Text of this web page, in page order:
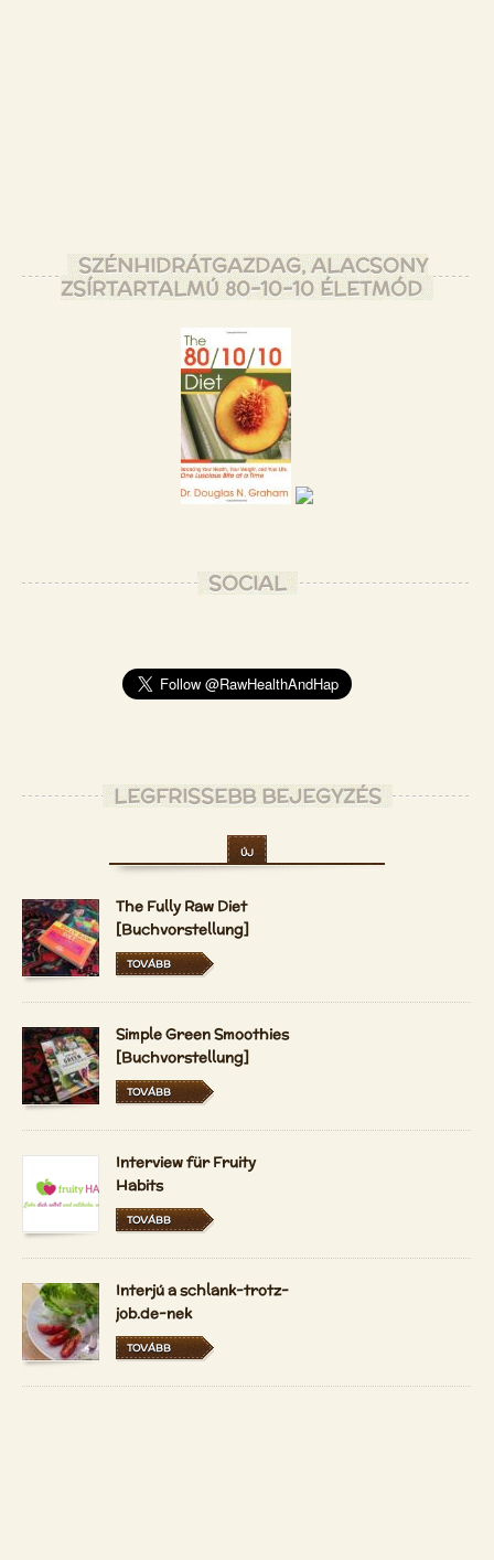
SZÉNHIDRÁTGAZDAG, ALACSONY
ZSÍRTARTALMÚ 80-10-10 ÉLETMÓD
SOCIAL
LEGFRISSEBB BEJEGYZÉS
ÚJ
The Fully Raw Diet
[Buchvorstellung]
TOVÁBB
Simple Green Smoothies
[Buchvorstellung]
TOVÁBB
Interview für Fruity
Habits
TOVÁBB
Interjú a schlank-trotz-
job.de-nek
TOVÁBB